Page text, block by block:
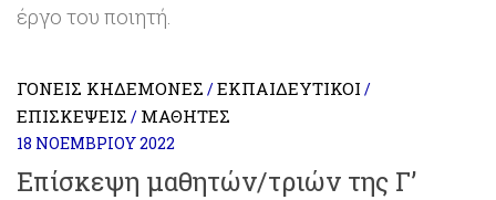
έργο του ποιητή.
ΓΟΝΕΊΣ ΚΗΔΕΜΌΝΕΣ /ΕΚΠΑΙΔΕΥΤΙΚΟΊ /
ΕΠΙΣΚΈΨΕΙΣ / ΜΑΘΗΤΈΣ
18 ΝΟΕΜΒΡΊΟΥ 2022
Επίσκεψη μαθητών/τριών της Γ’